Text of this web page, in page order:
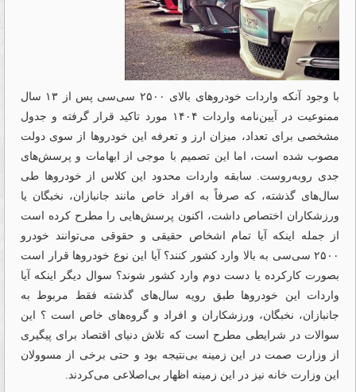
با وجود آنکه واردات خودروهای بالای ۲۵۰۰ سی‌‌‌سی پس از ۱۳ سال
ممنوعیت در آیین‌‌‌نامه واردات ۱۴۰۴ مورد تاکید قرار گرفته و جدول
مشخصی برای تعداد، میزان ارز و تعرفه این خودروها از سوی دولت
مصوب شده است، اما این تصمیم با موجی از ابهامات و پرسش‌‌‌های
جدی روبه‌روست. سابقه واردات محدود این کلاس از خودروها طی
سال‌های گذشته، که صرفاً به افراد خاص مانند جانبازان، نخبگان یا
ورزشکاران اختصاص داشت، اکنون پرسش‌‌‌هایی را مطرح کرده است
از جمله اینکه آیا تمام اشخاص حقیقی و حقوقی می‌توانند خودرو
۲۵۰۰ سی‌سی به بالا وارد کشور کنند؟ آیا این نوع خودروها قرار است
بصورت کارکرده یا دست دوم وارد کشور شوند؟ سوال دیگر اینکه آیا
واردات این خودروها طبق رویه سال‌های گذشته فقط مربوط به
جانبازان، نخبگان، ورزشکاران و افراد و گروه‌های خاص است ؟ این
سوالات در شرایطی مطرح است که تلاش دنیای اقتصاد برای پیگیری
از وزارت صمت در این زمینه بی‌‌‌‌نتیجه بود و حتی برخی از مسوولان
این وزارت خانه نیز در این زمینه اظهار بی‌‌‌اصلاعی می‌کردند.